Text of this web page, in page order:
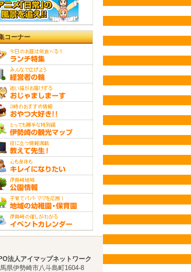
コーナー
法人アイマップネットワーク
県伊勢崎市八斗島町1604-8